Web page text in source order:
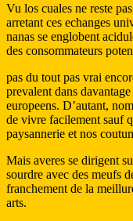
Vu los cuales ne reste
arretant ces echanges
nanas se englobent
des consommateurs
pas du tout pas vrai
prevalent dans
europeens. D’autant,
de vivre facilement sauf
paysannerie et nos
Mais averes se dirigent
sourdre avec des meufs
franchement de la
arts.